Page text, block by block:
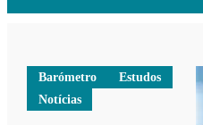
Barómetro
Estudos
Notícias